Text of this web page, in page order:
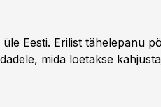
Eesti. Erilist tähelepanu
mida loetakse